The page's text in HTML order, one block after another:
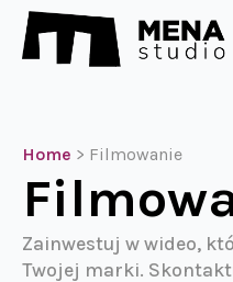
Home > Filmowanie
Zainwestuj w wideo,
Twojej marki.